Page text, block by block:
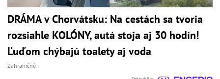
DRÁMA v Chorvátsku: Na cestách sa tvoria
rozsiahle KOLÓNY, autá stoja aj 30 hodín!
Ľuďom chýbajú toalety aj voda
Zahraničné